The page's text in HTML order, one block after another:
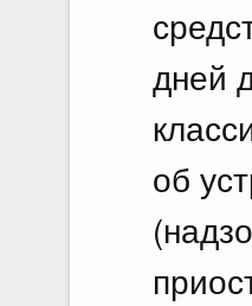
дней
об